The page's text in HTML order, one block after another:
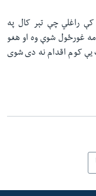
راغلي چې تېر کال په
غورځول شوې وه او هغو
یې کوم اقدام نه دی شوی